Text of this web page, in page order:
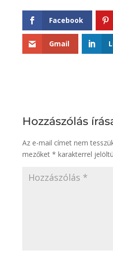
Facebook
Gmail
Hozzászólás
Az e-mail címet nem
mezőket * karakterrel